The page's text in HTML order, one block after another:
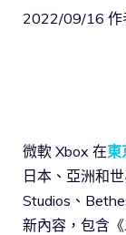
2022/09/16 作
微軟 Xbox 在東
日本、亞洲和
Studios、
新內容，包含